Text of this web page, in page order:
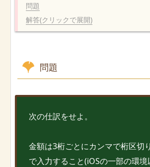
問題
解答(クリックで展開)
問題
次の仕訳をせよ。
金額は3桁ごとにカンマで桁区切
で入力すること(iOSの一部の環